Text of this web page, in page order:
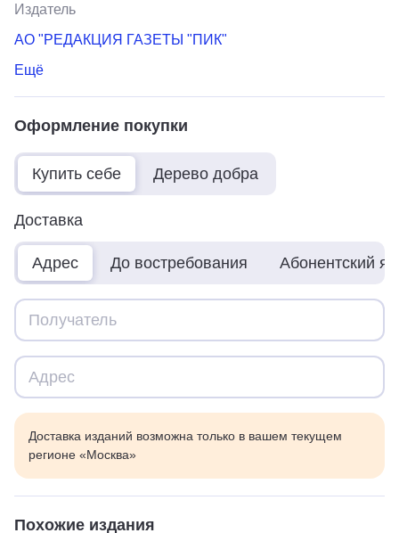
Издатель
АО "РЕДАКЦИЯ ГАЗЕТЫ "ПИК"
Ещё
Оформление покупки
Купить себе Дерево добра
Доставка
Адрес До востребования Абонентский
Доставка изданий возможна только в вашем текущем
регионе «Москва»
Похожие издания